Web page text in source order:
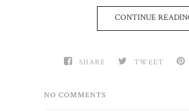
CONTINUE
SHARE TWEET
NO COMMENTS